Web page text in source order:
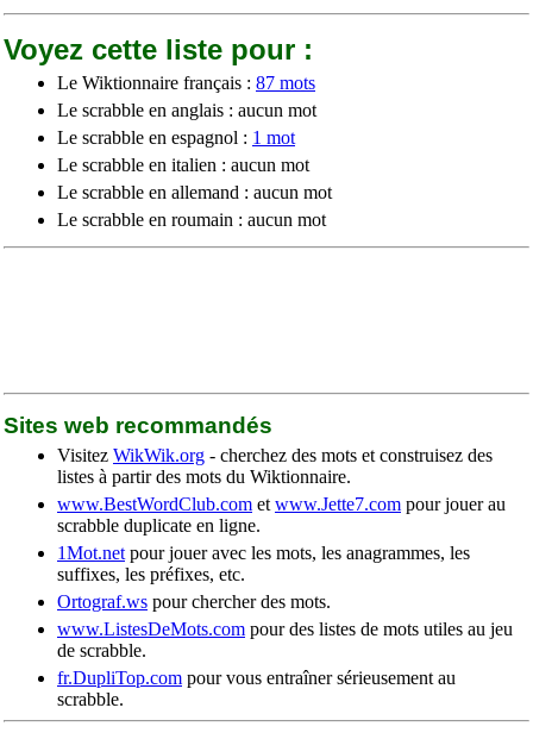
Voyez cette liste pour :
Le Wiktionnaire français : 87 mots
Le scrabble en anglais : aucun mot
Le scrabble en espagnol : 1 mot
Le scrabble en italien : aucun mot
Le scrabble en allemand : aucun mot
Le scrabble en roumain : aucun mot
Sites web recommandés
Visitez WikWik.org - cherchez des mots et construisez des
listes à partir des mots du Wiktionnaire.
www.BestWordClub.com et www.Jette7.com pour jouer au
scrabble duplicate en ligne.
1Mot.net pour jouer avec les mots, les anagrammes, les
suffixes, les préfixes, etc.
Ortograf.ws pour chercher des mots.
www.ListesDeMots.com pour des listes de mots utiles au jeu
de scrabble.
fr.DupliTop.com pour vous entraîner sérieusement au
scrabble.